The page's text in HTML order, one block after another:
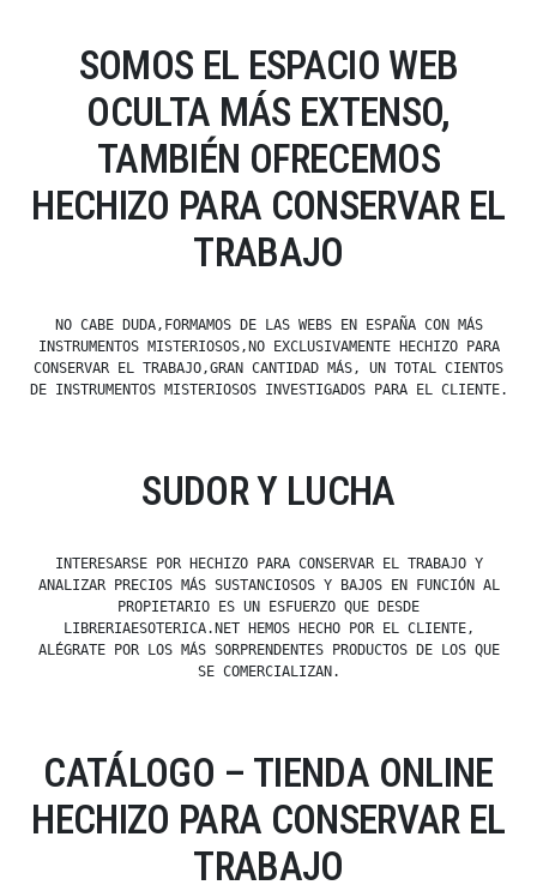
SOMOS EL ESPACIO WEB
OCULTA MÁS EXTENSO,
TAMBIÉN OFRECEMOS
HECHIZO PARA CONSERVAR EL
TRABAJO
NO CABE DUDA,FORMAMOS DE LAS WEBS EN ESPAÑA CON MÁS
INSTRUMENTOS MISTERIOSOS,NO EXCLUSIVAMENTE HECHIZO PARA
CONSERVAR EL TRABAJO,GRAN CANTIDAD MÁS, UN TOTAL CIENTOS
DE INSTRUMENTOS MISTERIOSOS INVESTIGADOS PARA EL CLIENTE.
SUDOR Y LUCHA
INTERESARSE POR HECHIZO PARA CONSERVAR EL TRABAJO Y
ANALIZAR PRECIOS MÁS SUSTANCIOSOS Y BAJOS EN FUNCIÓN AL
PROPIETARIO ES UN ESFUERZO QUE DESDE
LIBRERIAESOTERICA.NET HEMOS HECHO POR EL CLIENTE,
ALÉGRATE POR LOS MÁS SORPRENDENTES PRODUCTOS DE LOS QUE
SE COMERCIALIZAN.
CATÁLOGO – TIENDA ONLINE
HECHIZO PARA CONSERVAR EL
TRABAJO